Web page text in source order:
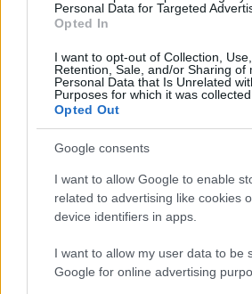
Personal Data for Targeted
Opted In
I want to opt-out of Collection, Use,
Retention, Sale, and/or Sharing of
Personal Data that Is Unrelated
Purposes for which it was collected.
Opted Out
Google consents
I want to allow Google to enable
related to advertising like cookies
device identifiers in apps.
I want to allow my user data to be
Google for online advertising
o
k
p
p
Le previsioni meteo per il
Gallura
Michelle Hunziker in
vivo: un amico vip svela
Calangianus, dopo le
accoglienza minori chiude